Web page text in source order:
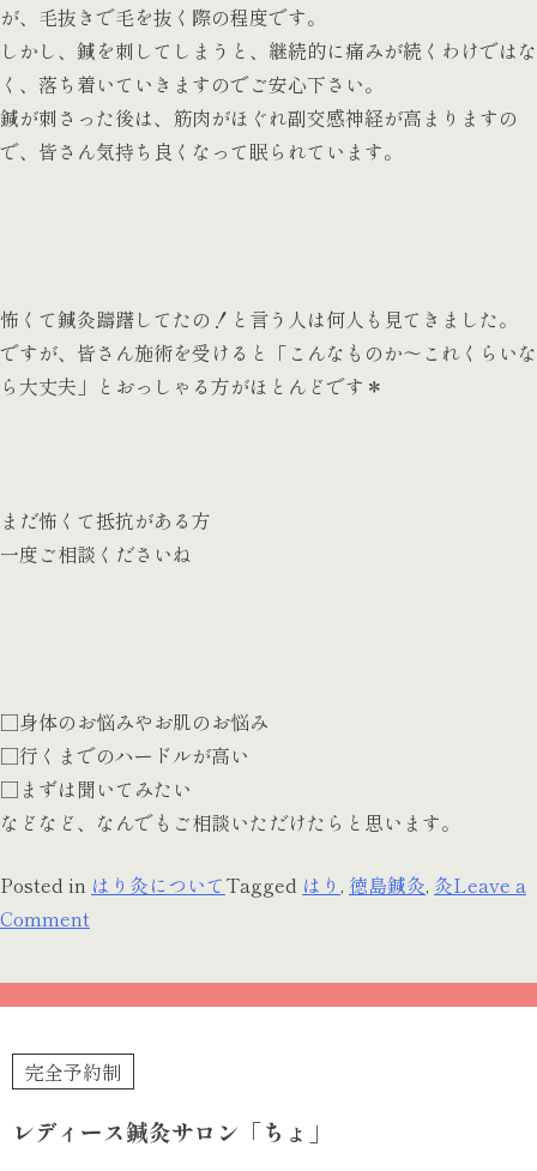
が、毛抜きで毛を抜く際の程度です。
しかし、鍼を刺してしまうと、継続的に痛みが続くわけではな
く、落ち着いていきますのでご安心下さい。
鍼が刺さった後は、筋肉がほぐれ副交感神経が高まりますの
で、皆さん気持ち良くなって眠られています。
怖くて鍼灸躊躇してたの！と言う人は何人も見てきました 。
ですが、皆さん施術を受けると「こんなものか〜これくらいな
ら大丈夫」とおっしゃる方がほとんどです＊
まだ怖くて抵抗がある方
一度ご相談くださいね
□身体のお悩みやお肌のお悩み
□行くまでのハードルが高い
□まずは聞いてみたい
などなど、なんでもご相談いただけたらと思います。
Posted in はり灸についてTagged はり , 徳島鍼灸, 灸Leave a
Commenton
っ
痛
い
の？
完全予約制
レディース鍼灸サロン「ちょ」